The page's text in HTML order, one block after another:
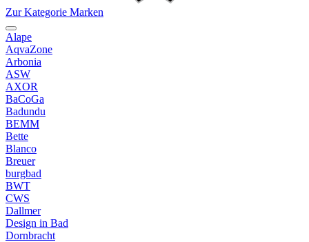
Zur Kategorie Marken
Alape
AqvaZone
Arbonia
ASW
AXOR
BaCoGa
Badundu
BEMM
Bette
Blanco
Breuer
burgbad
BWT
CWS
Dallmer
Design in Bad
Dornbracht